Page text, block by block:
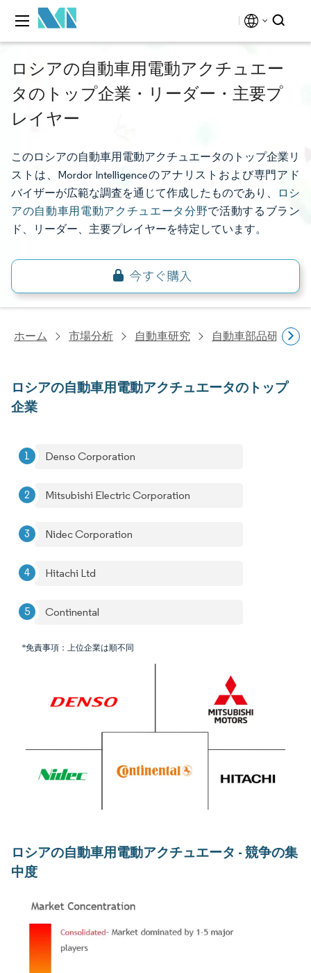
ロシアの自動車用電動アクチュエー
タのトップ企業・リーダー・主要プ
レイヤー
このロシアの自動車用電動アクチュエータのトップ企業リ
ストは、Mordor Intelligenceのアナリストおよび専門アド
バイザーが広範な調査を通じて作成したものであり、
ロシ
アの自動車用電動アクチュエータ分野で活動するブラン
ド、リーダー、主要プレイヤーを特定しています。
ホーム 市場分析 自動車研究 自動車部品研究
ロシアの自動車用電動アクチュエータのトップ
企業
Denso Corporation
Mitsubishi Electric Corporation
Nidec Corporation
Hitachi Ltd
Continental
*免責事項：上位企業は順不同
ロシアの自動車用電動アクチュエータ - 競争の集
中度